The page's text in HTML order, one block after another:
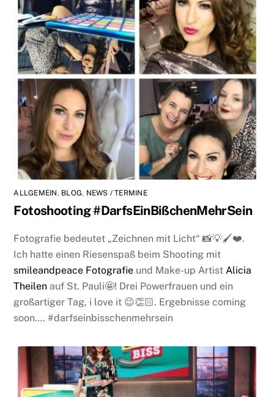
ALLGEMEIN, BLOG, NEWS / TERMINE
Fotoshooting #DarfsEinBißchenMehrSein
Fotografie bedeutet „Zeichnen mit Licht“ 📸💡🖌❤️.
Ich hatte einen Riesenspaß beim Shooting mit
smileandpeace Fotografie und Make-up Artist Alicia
Theilen auf St. Pauli🤩! Drei Powerfrauen und ein
großartiger Tag, i love it 😉👏🏻. Ergebnisse coming
soon…. #darfseinbisschenmehrsein